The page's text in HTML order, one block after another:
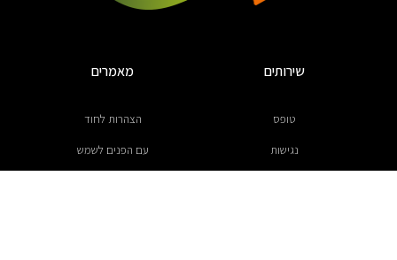
שירותים
טופס
נגישות
מאמרים
הצהרות לחוד
עם הפנים לשמש